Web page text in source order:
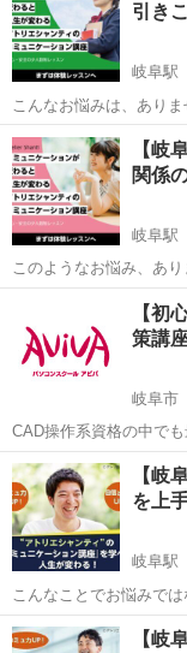
れた講座を基に作られ...
引き
岐阜駅
こんなお悩みは、ありませんか？ ✅学校に行けない
が出来ない ✅お子さん
不安 ✅子供にきつく言
い ...
岐阜 岐阜市 岐阜
【岐
関係
岐阜駅
このようなお悩み、ありませんか？ ✅恋人のつ
異性との会話が楽しめ
婚活をしているが実ら
手くいって...
岐
【初
策講
岐阜市
CAD操作系資格の中で
高い人気資格である建
す。
岐阜 岐阜市 その
【岐
を上
岐阜駅
こんなことでお悩みではないですか？？
✅人見知りがひどい
すとき視線が気になる
岐阜 岐阜市 岐阜
【岐